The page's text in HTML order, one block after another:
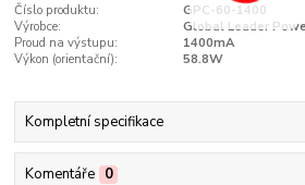
Číslo produktu:
GPC-60-1400
Výrobce:
Global Leader
Proud na výstupu:
1400mA
Výkon (orientační):
58.8W
Kompletní specifikace
Komentáře 0